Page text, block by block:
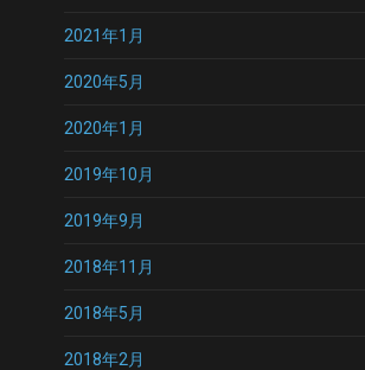
2021年1月
2020年5月
2020年1月
2019年10月
2019年9月
2018年11月
2018年5月
2018年2月